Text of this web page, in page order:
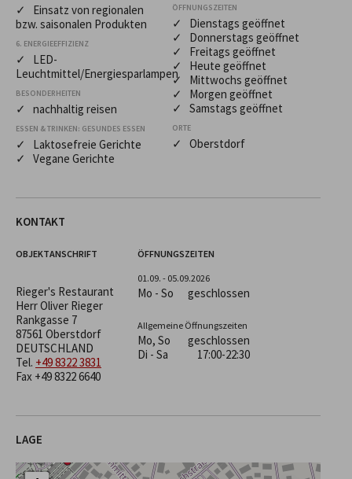
✓ Einsatz von regionalen
bzw. saisonalen Produkten
6. ENERGIEEFFIZIENZ
✓ LED-
Leuchtmittel/Energiesparlampen
BESONDERHEITEN
✓ nachhaltig reisen
ESSEN & TRINKEN: GESUNDES ESSEN
✓ Laktosefreie Gerichte
✓ Vegane Gerichte
ÖFFNUNGSZEITEN
✓ Dienstags geöffnet
✓ Donnerstags geöffnet
✓ Freitags geöffnet
✓ Heute geöffnet
✓ Mittwochs geöffnet
✓ Morgen geöffnet
✓ Samstags geöffnet
ORTE
✓ Oberstdorf
KONTAKT
OBJEKTANSCHRIFT
Rieger's Restaurant
Herr Oliver Rieger
Rankgasse 7
87561 Oberstdorf
DEUTSCHLAND
Tel. +49 8322 3831
Fax +49 8322 6640
ÖFFNUNGSZEITEN
01.09. - 05.09.2026
Mo - So geschlossen
Allgemeine Öffnungszeiten
Mo, So
geschlossen
Di - Sa
17:00-22:30
LAGE